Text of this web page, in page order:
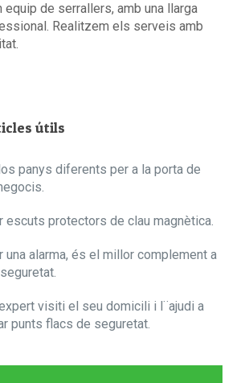
equip de serrallers, amb una llarga
Realitzem els serveis amb
útils
panys diferents per a la porta de
escuts protectors de clau magnètica.
una alarma, és el millor complement a
visiti el seu domicili i l¨ajudi a
punts flacs de seguretat.